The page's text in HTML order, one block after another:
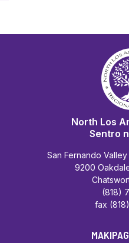
North Los
Sentro
San Fernando
9200
(818)
fax